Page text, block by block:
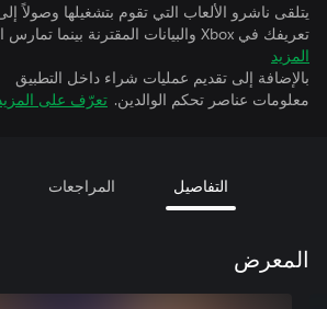
يتلقى ناشرو الألعاب التي تقوم بتشغيلها وصولاً
تعريفك في Xbox والبيانات المقترنة بينما تمارس الألعاب.
المزيد
بالإضافة إلى تقديم عمليات شراء داخل التطبيق
معلومات عناصر تحكم الوالدين. تعرّف على
التفاصيل المراجعات
المعرض